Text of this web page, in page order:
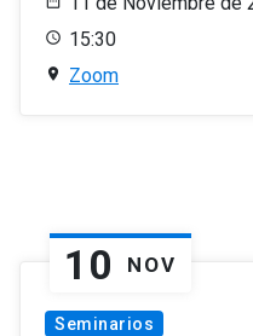
15:30
Zoom
10 NOV
Seminarios